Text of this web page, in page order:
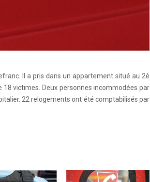
Il a pris dans un appartement situé au 2è
victimes. Deux personnes incommodées par
22 relogements ont été comptabilisés par